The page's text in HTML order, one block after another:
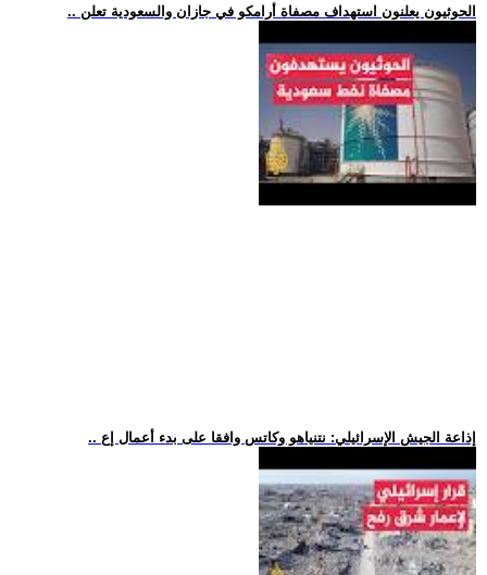
.. الحوثيون يعلنون استهداف مصفاة أرامكو في جازان والسعودية تعلن
.. إذاعة الجيش الإسرائيلي: نتنياهو وكاتس وافقا على بدء أعمال إع